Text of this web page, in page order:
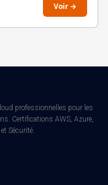
Voir →
professionnelles pour les
Certifications AWS, Azure,
Sécurité.